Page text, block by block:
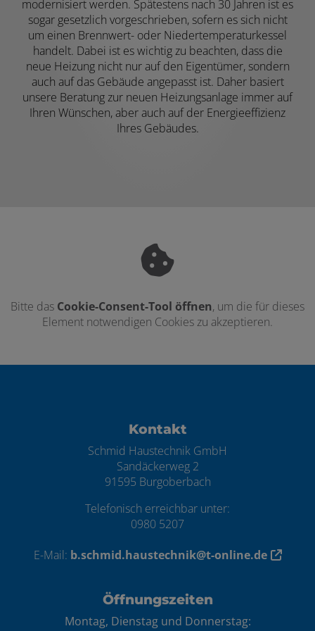
modernisiert werden. Spätestens nach 30 Jahren ist es
sogar gesetzlich vorgeschrieben, sofern es sich nicht
um einen Brennwert- oder Niedertemperaturkessel
handelt. Dabei ist es wichtig zu beachten, dass die
neue Heizung nicht nur auf den Eigentümer, sondern
auch auf das Gebäude angepasst ist. Daher basiert
unsere Beratung zur neuen Heizungsanlage immer auf
Ihren Wünschen, aber auch auf der Energieeffizienz
Ihres Gebäudes.
Bitte das Cookie-Consent-Tool öffnen, um die für dieses
Element notwendigen Cookies zu akzeptieren.
Kontakt
Schmid Haustechnik GmbH
Sandäckerweg 2
91595 Burgoberbach
Telefonisch erreichbar unter:
0980 5207
E-Mail: b.schmid.haustechnik@t-online.de
Öffnungszeiten
Montag, Dienstag und Donnerstag: